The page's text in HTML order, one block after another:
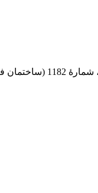
پستی: 569-13185